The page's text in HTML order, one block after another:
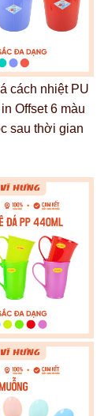
cách nhiệt PU
Offset 6 màu
sau thời gian